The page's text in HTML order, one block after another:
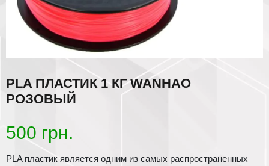
PLA ПЛАСТИК 1 КГ WANHAO
РОЗОВЫЙ
500 грн.
PLA пластик является одним из самых распространенных